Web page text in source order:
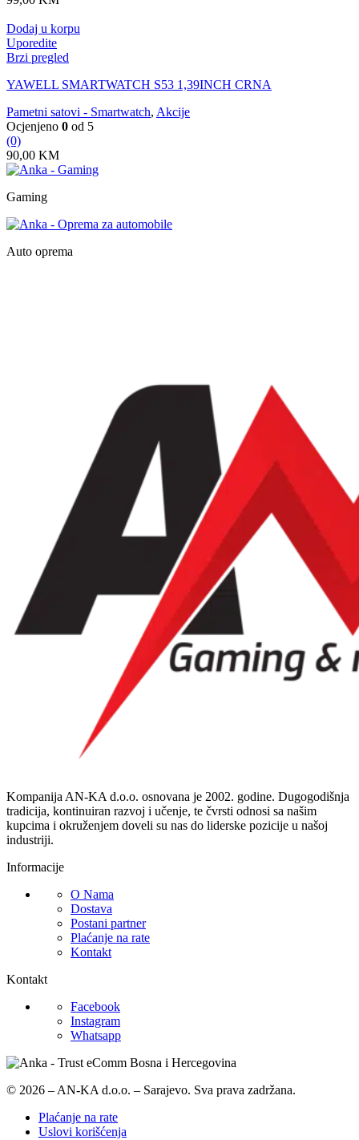
Dodaj u korpu
Uporedite
Brzi pregled
YAWELL SMARTWATCH S53 1,39INCH CRNA
Pametni satovi - Smartwatch, Akcije
Ocjenjeno 0 od 5
(0)
90,00 KM
Gaming
Auto oprema
Kompanija AN-KA d.o.o. osnovana je 2002. godine. Dugogodišnja
tradicija, kontinuiran razvoj i učenje, te čvrsti odnosi sa našim
kupcima i okruženjem doveli su nas do liderske pozicije u našoj
industriji.
Informacije
O Nama
Dostava
Postani partner
Plaćanje na rate
Kontakt
Kontakt
Facebook
Instagram
Whatsapp
© 2026 – AN-KA d.o.o. – Sarajevo. Sva prava zadržana.
Plaćanje na rate
Uslovi korišćenja